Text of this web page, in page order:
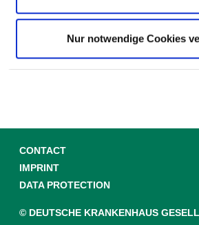
Nur notwendige Cookies
HELP & SERVICE
© DEUTSCHE KRANKENHAUS
CONTACT
IMPRINT
DATA PROTECTION